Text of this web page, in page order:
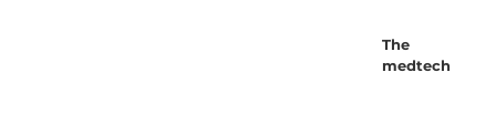
The
medtech